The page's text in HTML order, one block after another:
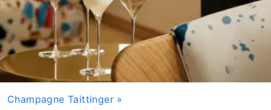
Champagne Taittinger »